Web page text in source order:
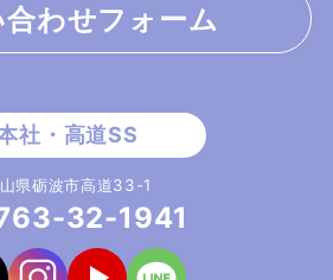
合わせフォーム
県砺波市高道33-1
32-1941